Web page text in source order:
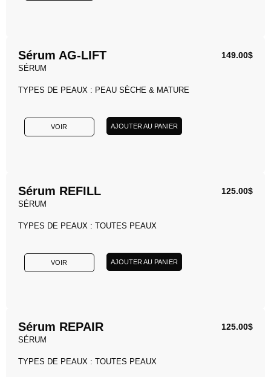
Sérum AG-LIFT 149.00$
SÉRUM
TYPES DE PEAUX : PEAU SÈCHE & MATURE
VOIR AJOUTER AU PANIER
Sérum REFILL 125.00$
SÉRUM
TYPES DE PEAUX : TOUTES PEAUX
VOIR AJOUTER AU PANIER
Sérum REPAIR 125.00$
SÉRUM
TYPES DE PEAUX : TOUTES PEAUX